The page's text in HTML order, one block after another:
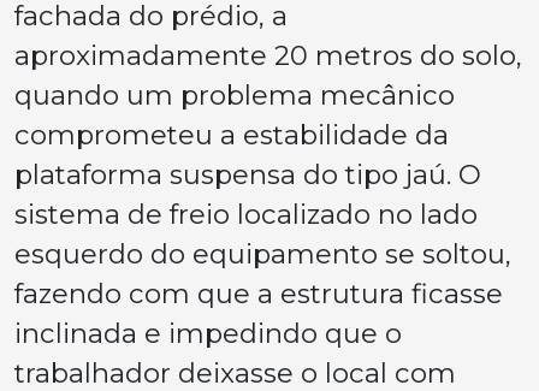
fachada do prédio, a
aproximadamente 20 metros do solo,
quando um problema mecânico
comprometeu a estabilidade da
plataforma suspensa do tipo jaú. O
sistema de freio localizado no lado
esquerdo do equipamento se soltou,
fazendo com que a estrutura ficasse
inclinada e impedindo que o
trabalhador deixasse o local com